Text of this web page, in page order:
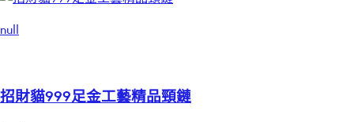
null
招財貓999足金工藝精品頸鏈